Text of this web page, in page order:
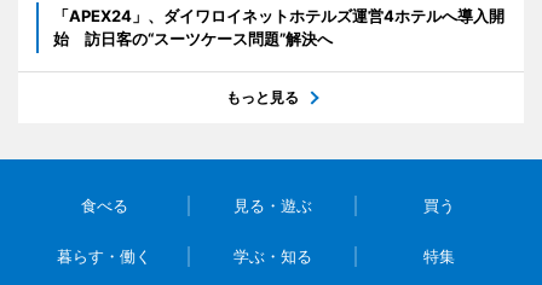
「APEX24」、ダイワロイネットホテルズ運営4ホテルへ導入開
始 訪日客の“スーツケース問題”解決へ
もっと見る
食べる 見る・遊ぶ 買う
暮らす・働く 学ぶ・知る 特集